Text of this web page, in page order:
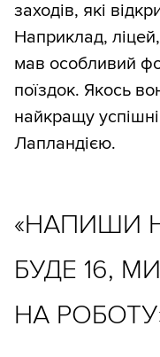
заходів, які
Наприклад,
мав особливий
поїздок. Якось
найкращу
Лапландією.
«НАПИШИ
БУДЕ 16,
НА